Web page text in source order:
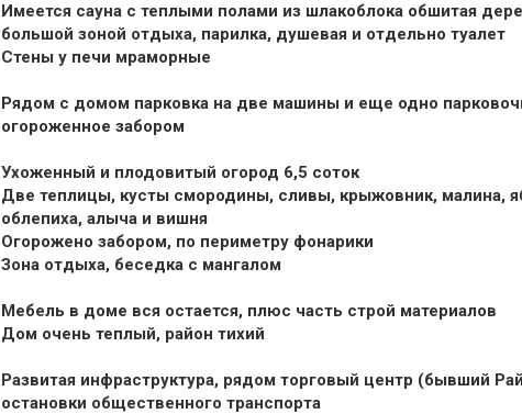
Имеется сауна с теплыми полами из шлакоблока обшитая
большой зоной отдыха, парилка, душевая и отдельно туалет
Стены у печи мраморные
Рядом с домом парковка на две машины и еще одно
огороженное забором
Ухоженный и плодовитый огород 6,5 соток
Две теплицы, кусты смородины, сливы, крыжовник, малина,
облепиха, алыча и вишня
Огорожено забором, по периметру фонарики
Зона отдыха, беседка с мангалом
Мебель в доме вся остается, плюс часть строй материалов
Дом очень теплый, район тихий
Развитая инфраструктура, рядом торговый центр (бывший
остановки общественного транспорта